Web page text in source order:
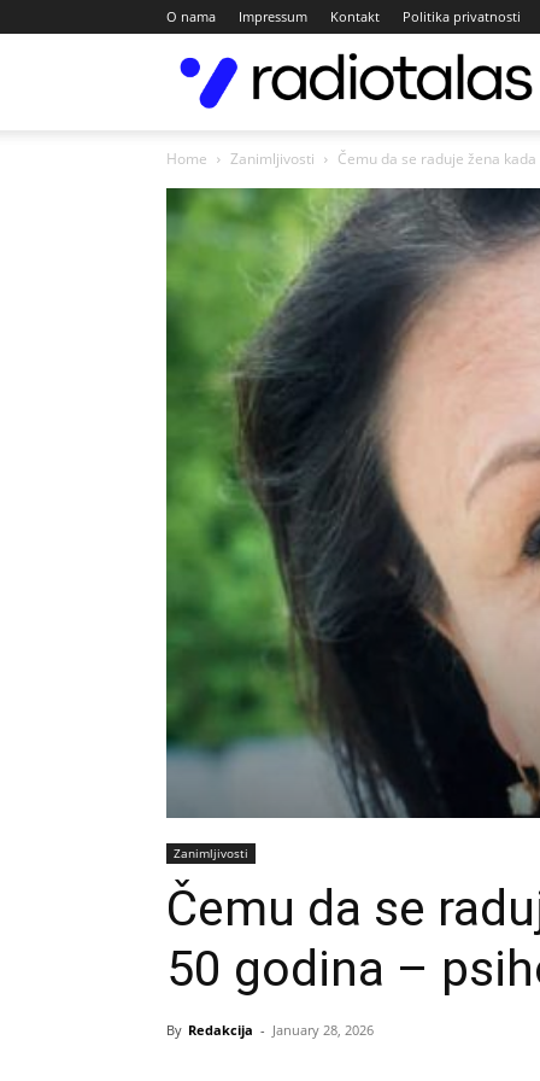
O nama Impressum Kontakt Politika privatnosti
Home Zanimljivosti Čemu da se raduje žena
Zanimljivosti
Čemu da se
50 godina –
By Redakcija - January 28, 2026